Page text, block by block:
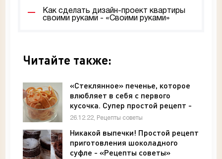
Как сделать дизайн-проект квартиры
своими руками - «Своими руками»
Читайте также:
«Стеклянное» печенье, которое
влюбляет в себя с первого
кусочка. Супер простой рецепт -
«Рецепты советы»
26.12.22, Рецепты советы
Никакой выпечки! Простой рецепт
приготовления шоколадного
суфле - «Рецепты советы»